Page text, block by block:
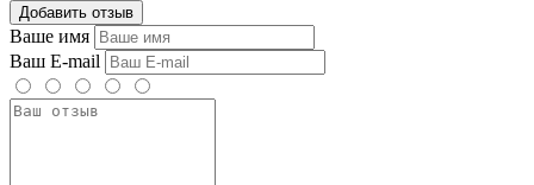
Добавить отзыв
Ваше имя
Ваш E-mail